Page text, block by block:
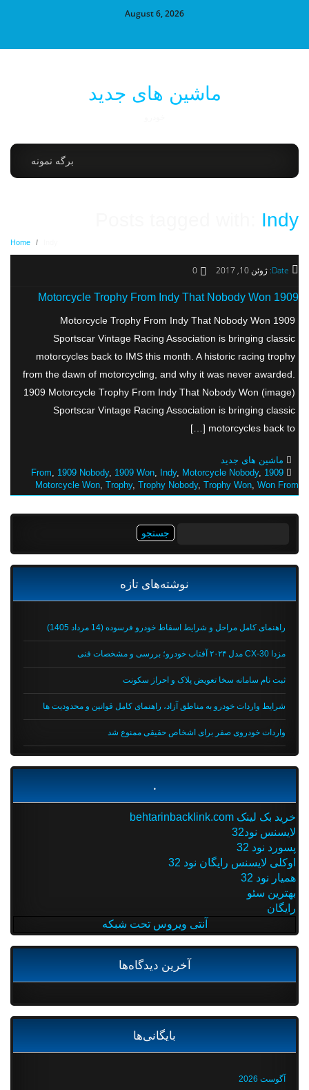
August 6, 2026
ماشین های جدید
برگه نمونه
Posts tagged with:Indy
Home
Date: ژوئن 10, 2017 0
1909 Motorcycle Trophy From Indy That Nobody Won
1909 Motorcycle Trophy From Indy That Nobody Won
Sportscar Vintage Racing Association is bringing classic
motorcycles back to IMS this month. A historic racing trophy
from the dawn of motorcycling, and why it was never awarded.
1909 Motorcycle Trophy From Indy That Nobody Won (image)
Sportscar Vintage Racing Association is bringing classic
motorcycles back to […]
ماشین های جدید
1909 From
,1909 Nobody ,1909 Won,Indy,Motorcycle Nobody ,
Motorcycle Won,Trophy,Trophy Nobody,Trophy Won,Won From
نوشته‌های تازه
راهنمای کامل مراحل و شرایط اسقاط خودرو فرسوده (14 مرداد 1405)
مزدا CX-30 مدل ۲۰۲۴ آفتاب خودرو؛ بررسی و مشخصات فنی
ثبت نام سامانه سخا تعویض پلاک و احراز سکونت
شرایط واردات خودرو به مناطق آزاد، راهنمای کامل قوانین و محدودیت ها
واردات خودروی صفر برای اشخاص حقیقی ممنوع شد
خرید بک لینک behtarinbacklink.com
لایسنس نود32
پسورد نود 32
اوکلی لایسنس رایگان نود 32
همیار نود 32
بهترین سئو
رایگان
آنتی ویروس تحت شبکه
آخرین دیدگاه‌ها
بایگانی‌ها
آگوست 2026